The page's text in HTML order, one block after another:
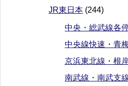
JR東日本 (244)
中央・総武線各
中央線快速・青
京浜東北線・根
南武線・南武支